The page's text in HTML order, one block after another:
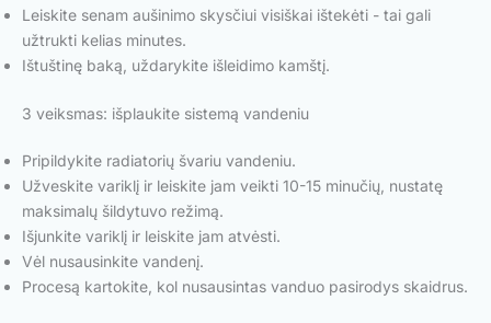
Leiskite senam aušinimo skysčiui visiškai ištekėti - tai gali
užtrukti kelias minutes.
Ištuštinę baką, uždarykite išleidimo kamštį.
3 veiksmas: išplaukite sistemą vandeniu
Pripildykite radiatorių švariu vandeniu.
Užveskite variklį ir leiskite jam veikti 10-15 minučių, nustatę
maksimalų šildytuvo režimą.
Išjunkite variklį ir leiskite jam atvėsti.
Vėl nusausinkite vandenį.
Procesą kartokite, kol nusausintas vanduo pasirodys skaidrus.